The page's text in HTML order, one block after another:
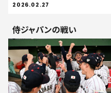
2026.02.27
侍ジャパンの戦い